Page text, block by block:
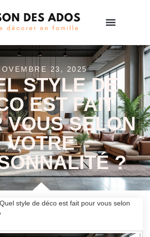
23, 2025
STYLE DE
EST FAIT
VOUS SELON
VOTRE
?
Quel style de déco est fait pour vous selon